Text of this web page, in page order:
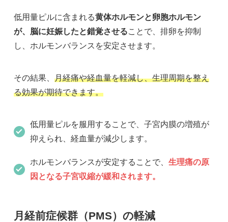
低用量ピルに含まれる黄体ホルモンと卵胞ホルモン
が、脳に妊娠したと錯覚させることで、排卵を抑制
し、ホルモンバランスを安定させます。
その結果、 月経痛や経血量を軽減し、生理周期を整え
る効果が期待できます。
低用量ピルを服用することで、子宮内膜の増殖が
抑えられ、経血量が減少します。
ホルモンバランスが安定することで、 生理痛の原
因となる子宮収縮が緩和されます。
月経前症候群（PMS）の軽減